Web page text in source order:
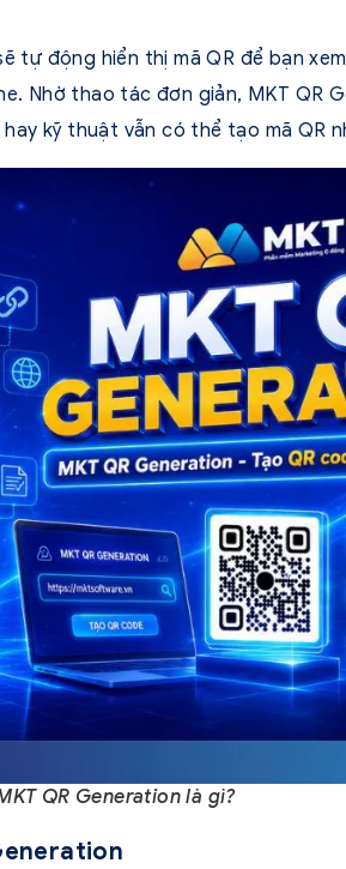
tự động hiển thị mã QR để bạn
Nhờ thao tác đơn giản, MKT QR
kỹ thuật vẫn có thể tạo mã QR
QR Generation là gì?